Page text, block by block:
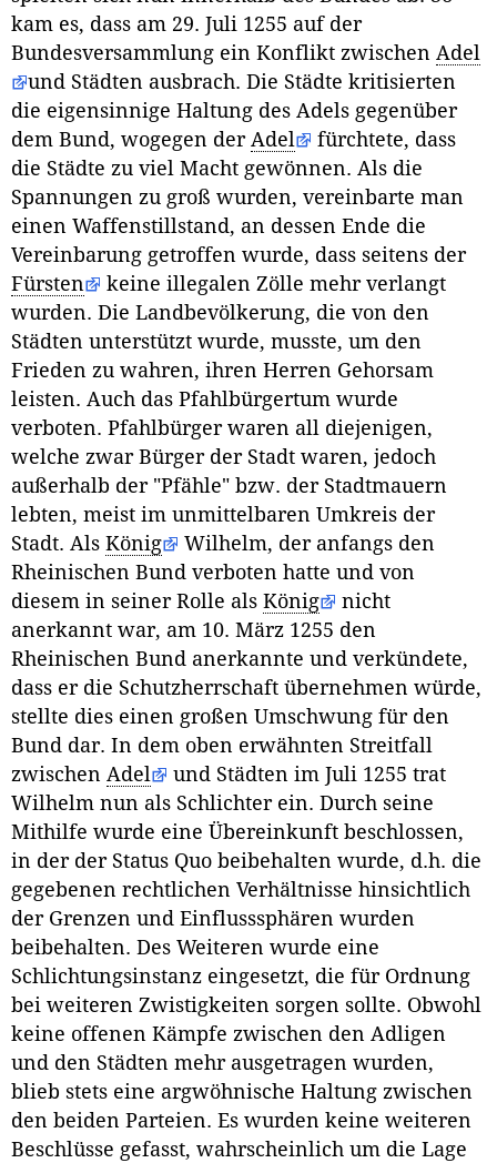
kam es, dass am 29. Juli 1255 auf der
Bundesversammlung ein Konflikt zwischen Adel
und Städten ausbrach. Die Städte kritisierten
die eigensinnige Haltung des Adels gegenüber
dem Bund, wogegen der Adel
fürchtete, dass
die Städte zu viel Macht gewönnen. Als die
Spannungen zu groß wurden, vereinbarte man
einen Waffenstillstand, an dessen Ende die
Vereinbarung getroffen wurde, dass seitens der
Fürsten
keine illegalen Zölle mehr verlangt
wurden. Die Landbevölkerung, die von den
Städten unterstützt wurde, musste, um den
Frieden zu wahren, ihren Herren Gehorsam
leisten. Auch das Pfahlbürgertum wurde
verboten. Pfahlbürger waren all diejenigen,
welche zwar Bürger der Stadt waren, jedoch
außerhalb der "Pfähle" bzw. der Stadtmauern
lebten, meist im unmittelbaren Umkreis der
Stadt. Als König
Wilhelm, der anfangs den
Rheinischen Bund verboten hatte und von
diesem in seiner Rolle als König
nicht
anerkannt war, am 10. März 1255 den
Rheinischen Bund anerkannte und verkündete,
dass er die Schutzherrschaft übernehmen würde,
stellte dies einen großen Umschwung für den
Bund dar. In dem oben erwähnten Streitfall
zwischen Adel
und Städten im Juli 1255 trat
Wilhelm nun als Schlichter ein. Durch seine
Mithilfe wurde eine Übereinkunft beschlossen,
in der der Status Quo beibehalten wurde, d.h. die
gegebenen rechtlichen Verhältnisse hinsichtlich
der Grenzen und Einflusssphären wurden
beibehalten. Des Weiteren wurde eine
Schlichtungsinstanz eingesetzt, die für Ordnung
bei weiteren Zwistigkeiten sorgen sollte. Obwohl
keine offenen Kämpfe zwischen den Adligen
und den Städten mehr ausgetragen wurden,
blieb stets eine argwöhnische Haltung zwischen
den beiden Parteien. Es wurden keine weiteren
Beschlüsse gefasst, wahrscheinlich um die Lage